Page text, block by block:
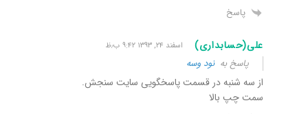
پاسخ
علی(حسابداری) اسفند ۲۴, ۱۳۹۳ ۹:۴۲ ب٫ظ
پاسخ بهنود وسه
از سه شنبه در قسمت پاسخگویی سایت سنجش.
سمت چپ بالا